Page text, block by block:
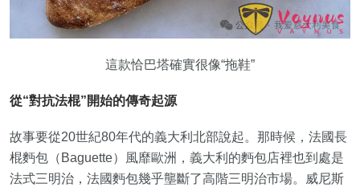
這款恰巴塔確實很像“拖鞋”
從“對抗法棍”開始的傳奇起源
故事要從20世紀80年代的義大利北部說起。那時候，法國長
棍麪包（Baguette）風靡歐洲，義大利的麪包店裡也到處是
法式三明治，法國麪包幾乎壟斷了高階三明治市場。威尼斯